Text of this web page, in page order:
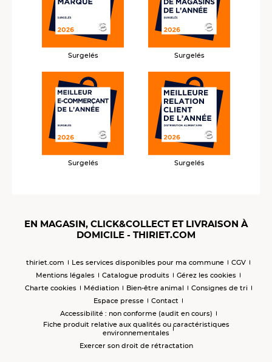
Surgelés Surgelés
Surgelés Surgelés
EN MAGASIN, CLICK&COLLECT ET LIVRAISON À
DOMICILE - THIRIET.COM
thiriet.com Les services disponibles pour ma commune
CGV
Mentions légales
Catalogue produits
Gérez les cookies
Charte cookies
Médiation Bien-être animal
Consignes de tri
Espace presse
Contact
Accessibilité : non conforme (audit en cours)
Fiche produit relative aux qualités ou caractéristiques
environnementales
Exercer son droit de rétractation